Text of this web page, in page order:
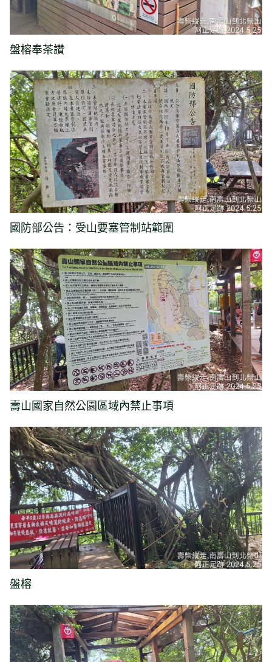
盤榕奉茶讚
國防部公告：受山要塞管制站範圍
壽山國家自然公園區域內禁止事項
盤榕